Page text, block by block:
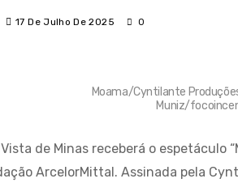
17 De Julho De 2025 0
Moama/Cyntilante
Muniz/
de Minas receberá o espetáculo
ArcelorMittal. Assinada pela